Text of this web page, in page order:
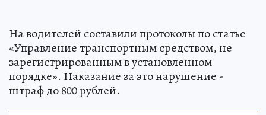
На водителей составили протоколы по статье
«Управление транспортным средством, не
зарегистрированным в установленном
порядке». Наказание за это нарушение -
штраф до 800 рублей.